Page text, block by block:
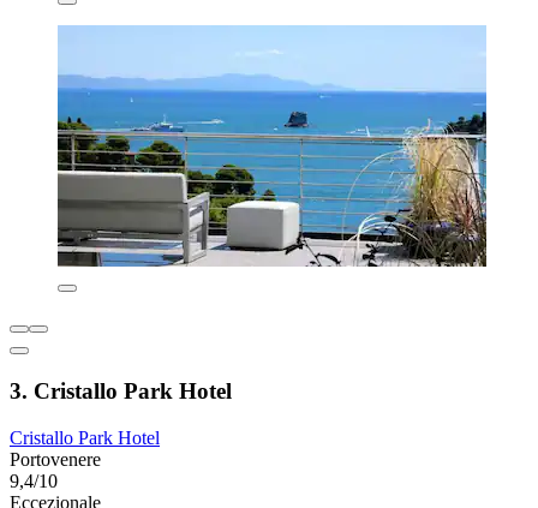
3. Cristallo Park Hotel
Cristallo Park Hotel
Portovenere
9,4/10
Eccezionale